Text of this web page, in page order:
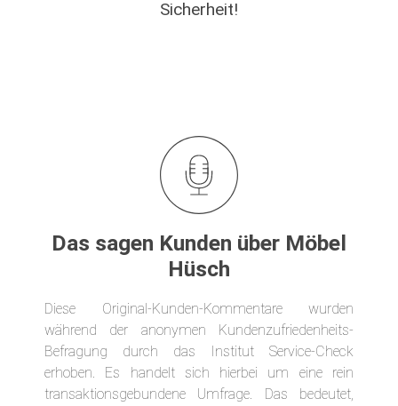
Sicherheit!
Das sagen Kunden über Möbel
Hüsch
Diese Original-Kunden-Kommentare wurden
während der anonymen Kundenzufriedenheits-
Befragung durch das Institut Service-Check
erhoben. Es handelt sich hierbei um eine rein
transaktionsgebundene Umfrage. Das bedeutet,